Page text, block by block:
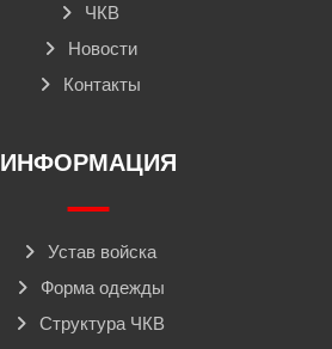
ЧКВ
Новости
Контакты
ИНФОРМАЦИЯ
Устав войска
Форма одежды
Структура ЧКВ